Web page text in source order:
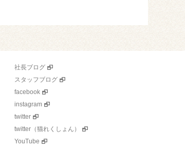
社長ブログ
スタッフブログ
facebook
instagram
twitter
twitter（猫れくしょん）
YouTube